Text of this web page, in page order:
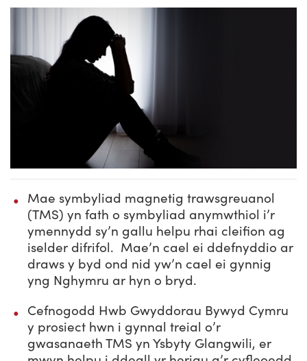
Mae symbyliad magnetig trawsgreuanol
(TMS) yn fath o symbyliad anymwthiol i’r
ymennydd sy’n gallu helpu rhai cleifion ag
iselder difrifol. Mae’n cael ei ddefnyddio ar
draws y byd ond nid yw’n cael ei gynnig
yng Nghymru ar hyn o bryd.
Cefnogodd Hwb Gwyddorau Bywyd Cymru
y prosiect hwn i gynnal treial o’r
gwasanaeth TMS yn Ysbyty Glangwili, er